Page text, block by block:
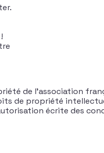
de l’association
de propriété
écrite des